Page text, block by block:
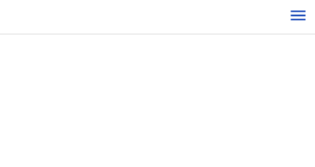
konten